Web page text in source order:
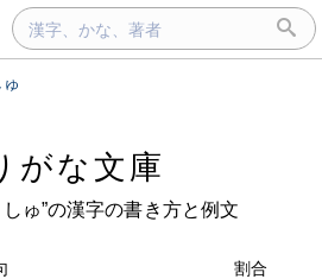
がな文庫
ゅ”の漢字の書き方と例文
割合